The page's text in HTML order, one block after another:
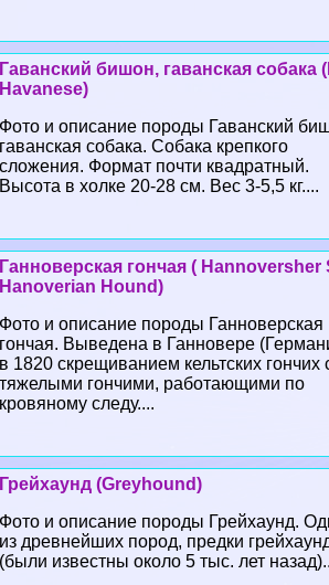
Гаванский бишон, гаванская собака
Havanese)
Фото и описание породы Гаванский
гаванская собака. Собака крепкого
сложения. Формат почти квадратный.
Высота в холке 20-28 см. Вес 3-5,5 кг....
Ганноверская гончая (
Hanoverian Hound)
Фото и описание породы Ганноверская
гончая. Выведена в Ганновере
в 1820 скрещиванием кельтских гончих
тяжелыми гончими, работающими по
кровяному следу....
Грейхаунд (Greyhound)
Фото и описание породы Грейхаунд.
из древнейших пород, предки
(были известны около 5 тыс. лет